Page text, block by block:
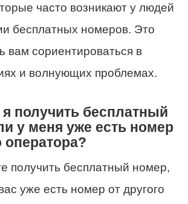
часто возникают у людей
бесплатных номеров. Это
вам сориентироваться в
и волнующих проблемах.
получить бесплатный
у меня уже есть номер
оператора?
получить бесплатный номер,
уже есть номер от другого